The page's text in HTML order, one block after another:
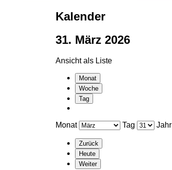
Kalender
31. März 2026
Ansicht als Liste
Monat
Woche
Tag
Monat Tag Jahr
Zurück
Heute
Weiter